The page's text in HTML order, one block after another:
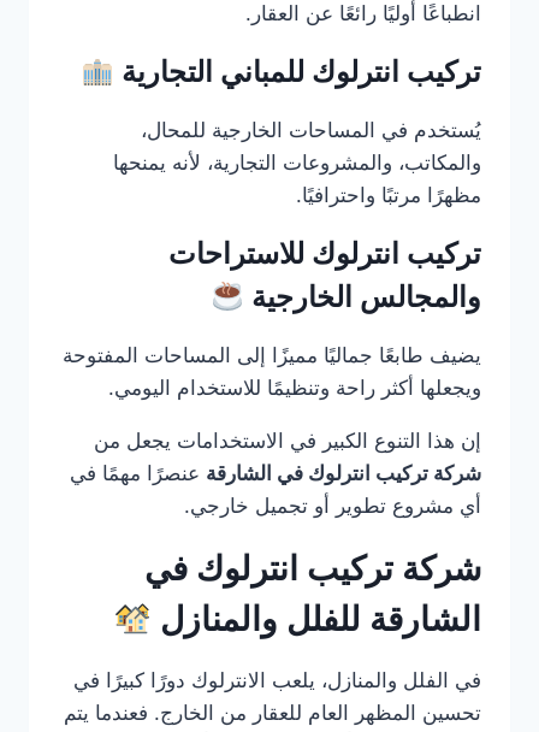
انطباعًا أوليًا رائعًا عن العقار.
تركيب انترلوك للمباني التجارية
يُستخدم في المساحات الخارجية للمحال،
والمكاتب، والمشروعات التجارية، لأنه يمنحها
مظهرًا مرتبًا واحترافيًا.
تركيب انترلوك للاستراحات
والمجالس الخارجية
يضيف طابعًا جماليًا مميزًا إلى المساحات المفتوحة
ويجعلها أكثر راحة وتنظيمًا للاستخدام اليومي.
إن هذا التنوع الكبير في الاستخدامات يجعل من
شركة تركيب انترلوك في الشارقة عنصرًا مهمًا في
أي مشروع تطوير أو تجميل خارجي.
شركة تركيب انترلوك في
الشارقة للفلل والمنازل
في الفلل والمنازل، يلعب الانترلوك دورًا كبيرًا في
تحسين المظهر العام للعقار من الخارج. فعندما يتم